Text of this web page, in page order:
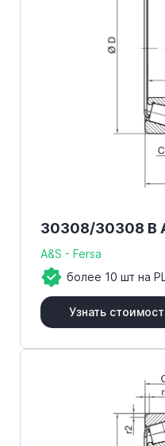
30308/30308 B
A&S - Fersa
более 10 шт на
Узнать